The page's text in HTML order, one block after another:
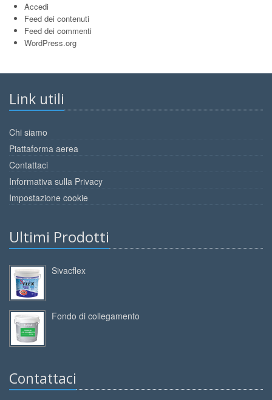
Accedi
Feed dei contenuti
Feed dei commenti
WordPress.org
Link utili
Chi siamo
Piattaforma aerea
Contattaci
Informativa sulla Privacy
Impostazione cookie
Ultimi Prodotti
Sivacflex
Fondo di collegamento
Contattaci